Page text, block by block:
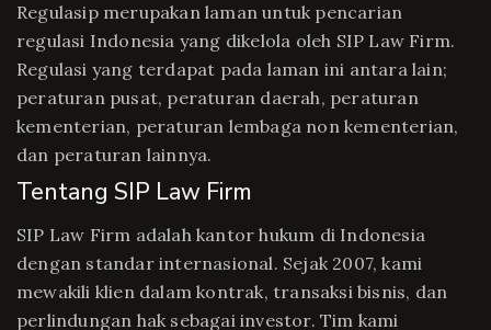
Regulasip merupakan laman untuk pencarian
regulasi Indonesia yang dikelola oleh SIP Law Firm.
Regulasi yang terdapat pada laman ini antara lain;
peraturan pusat, peraturan daerah, peraturan
kementerian, peraturan lembaga non kementerian,
dan peraturan lainnya.
Tentang SIP Law Firm
SIP Law Firm adalah kantor hukum di Indonesia
dengan standar internasional. Sejak 2007, kami
mewakili klien dalam kontrak, transaksi bisnis, dan
perlindungan hak sebagai investor. Tim kami